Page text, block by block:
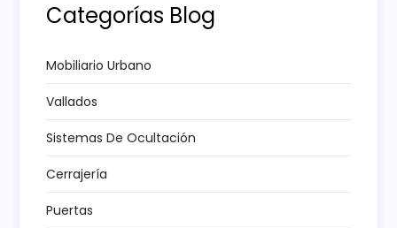
ó
n
d
e
e
Categorías Blog
Mobiliario Urbano
Vallados
Sistemas De Ocultación
Cerrajería
Puertas